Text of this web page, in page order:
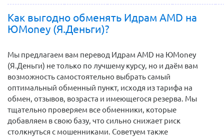
Как выгодно обменять Идрам AMD на
ЮMoney (Я.Деньги)?
Мы предлагаем вам перевод Идрам AMD на ЮMoney
(Я.Деньги) не только по лучшему курсу, но и даём вам
возможность самостоятельно выбрать самый
оптимальный обменный пункт, исходя из тарифа на
обмен, отзывов, возраста и имеющегося резерва. Мы
тщательно проверяем все обменники, которые
добавляем в свою базу, что сильно снижает риск
столкнуться с мошенниками. Советуем также